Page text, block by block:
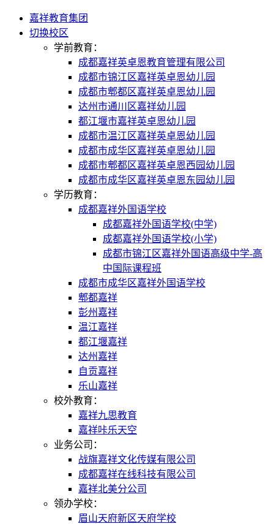
嘉祥教育集团
切换校区
学前教育：
成都嘉祥英卓恩教育管理有限公司
成都市锦江区嘉祥英卓恩幼儿园
成都市郫都区嘉祥英卓恩幼儿园
达州市通川区嘉祥幼儿园
都江堰市嘉祥英卓恩幼儿园
成都市温江区嘉祥英卓恩幼儿园
成都市成华区嘉祥英卓恩幼儿园
成都市郫都区嘉祥英卓恩西园幼儿园
成都市成华区嘉祥英卓恩东园幼儿园
学历教育：
成都嘉祥外国语学校
成都嘉祥外国语学校(中学)
成都嘉祥外国语学校(小学)
成都市锦江区嘉祥外国语高级中学-高
中国际课程班
成都市成华区嘉祥外国语学校
郫都嘉祥
彭州嘉祥
温江嘉祥
都江堰嘉祥
达州嘉祥
自贡嘉祥
乐山嘉祥
校外教育：
嘉祥九思教育
嘉祥咔乐天空
业务公司：
战旗嘉祥文化传媒有限公司
成都嘉祥在线科技有限公司
嘉祥北美分公司
领办学校：
眉山天府新区天府学校